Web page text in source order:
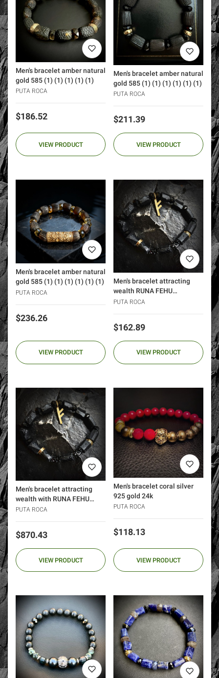
Men's bracelet amber natural
gold 585 (1) (1) (1) (1) (1)
PUTA ROCA
Price
$186.52
VIEW PRODUCT
Men's bracelet amber natural
gold 585 (1) (1) (1) (1) (1) (1)
PUTA ROCA
Price
$211.39
VIEW PRODUCT
Men's bracelet amber natural
gold 585 (1) (1) (1) (1) (1) (1)
PUTA ROCA
Price
$236.26
VIEW PRODUCT
Men's bracelet attracting
wealth RUNA FEHU
tourmalines Swarovski silver
PUTA ROCA
Price
$162.89
VIEW PRODUCT
Men's bracelet attracting
wealth with RUNA FEHU
tourmaline gold 585
PUTA ROCA
Price
$870.43
VIEW PRODUCT
Men's bracelet coral silver
925 gold 24k
PUTA ROCA
Price
$118.13
VIEW PRODUCT